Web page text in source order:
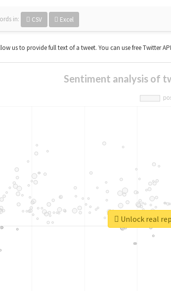
in: CSV Excel
us to provide full text of a tweet. You can use free Twitter
Sentiment analysis of
Unlock real